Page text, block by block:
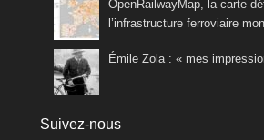
OpenRailwayMap, la carte
l’infrastructure ferroviaire
Émile Zola : « mes
Suivez-nous